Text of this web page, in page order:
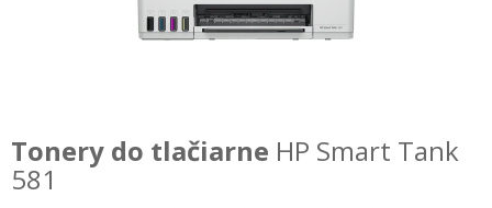
Tonery do tlačiarne HP Smart Tank
581